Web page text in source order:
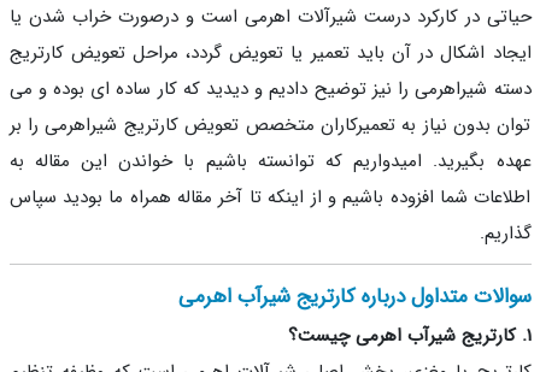
در کارکرد درست شیرآلات اهرمی است و درصورت خراب شدن یا
اشکال در آن باید تعمیر یا تعویض گردد، مراحل تعویض کارتریج
شیراهرمی را نیز توضیح دادیم و دیدید که کار ساده ای بوده و می
بدون نیاز به تعمیرکاران متخصص تعویض کارتریج شیراهرمی را بر
بگیرید. امیدواریم که توانسته باشیم با خواندن این مقاله به
شما افزوده باشیم و از اینکه تا آخر مقاله همراه ما بودید سپاس
متداول درباره کارتریج شیرآب اهرمی